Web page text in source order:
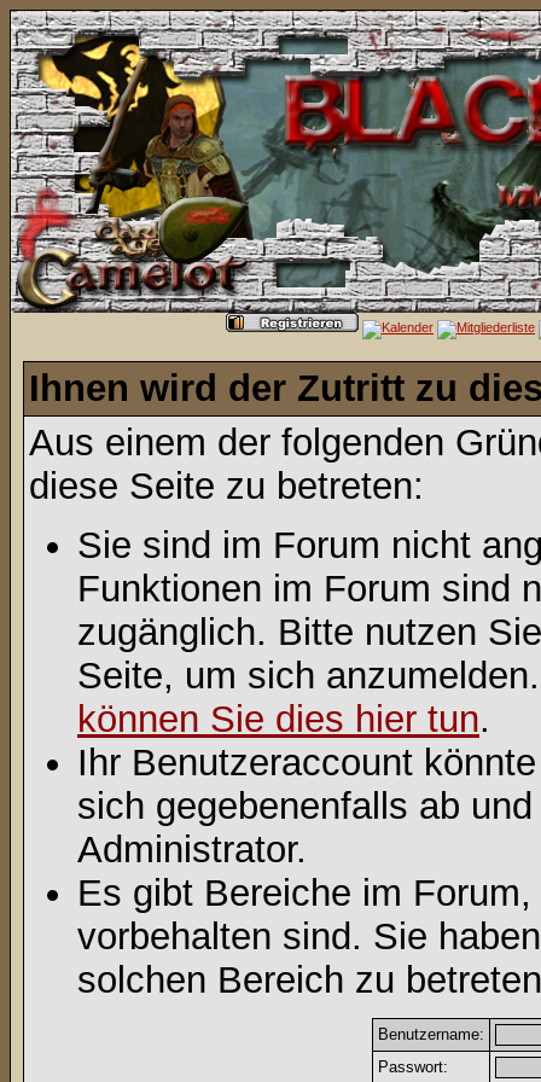
Ihnen wird der Zutritt zu
Aus einem der folgenden
diese Seite zu betreten:
Sie sind im Forum nicht
Funktionen im Forum sind
zugänglich. Bitte nutzen
Seite, um sich
können Sie dies hier tun.
Ihr Benutzeraccount
sich gegebenenfalls ab
Administrator.
Es gibt Bereiche im
vorbehalten sind. Sie
solchen Bereich zu
Benutzername:
Passwort: